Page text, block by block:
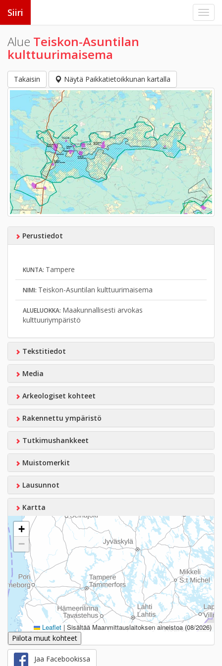
Siiri
Alue Teiskon-Asuntilan
kulttuurimaisema
Takaisin Näytä Paikkatietoikkunan kartalla
Perustiedot
KUNTA: Tampere
NIMI: Teiskon-Asuntilan kulttuurimaisema
ALUELUOKKA: Maakunnallisesti arvokas
kulttuuriympäristö
Tekstitiedot
Media
Arkeologiset kohteet
Rakennettu ympäristö
Tutkimushankkeet
Muistomerkit
Lausunnot
Kartta
+
−
Leaflet | Sisältää Maanmittauslaitoksen aineistoa (08/2026)
Piilota muut kohteet
Jaa Facebookissa